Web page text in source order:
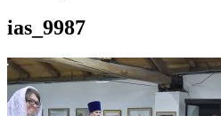
ias_9987